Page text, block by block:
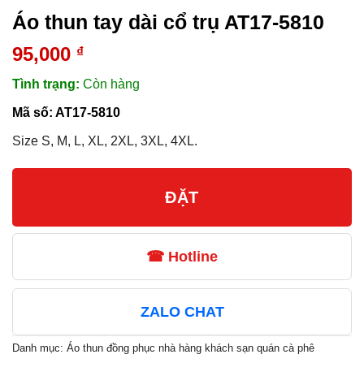
Áo thun tay dài cổ trụ AT17-5810
95,000 ₫
Tình trạng: Còn hàng
Mã số: AT17-5810
Size S, M, L, XL, 2XL, 3XL, 4XL.
ĐẶT
☎ Hotline
ZALO CHAT
Danh mục: Áo thun đồng phục nhà hàng khách sạn quán cà phê